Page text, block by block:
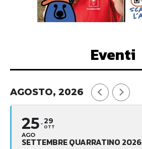
Eventi
AGOSTO, 2026
25
AGO
29
OTT
SETTEMBRE QUARRATINO 2026